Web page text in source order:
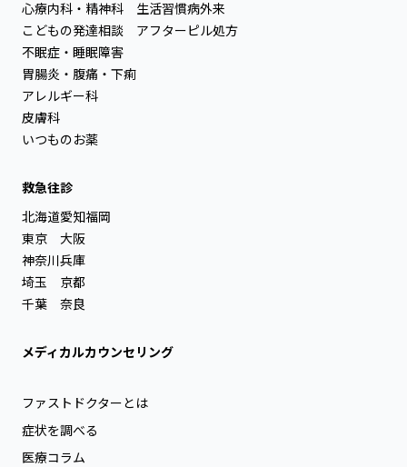
心療内科・精神科
こどもの発達相談
不眠症・睡眠障害
胃腸炎・腹痛・下痢
アレルギー科
皮膚科
いつものお薬
生活習慣病外来
アフターピル処方
救急往診
北海道
東京
神奈川
埼玉
千葉
愛知
大阪
兵庫
京都
奈良
福岡
メディカルカウンセリング
ファストドクターとは
症状を調べる
医療コラム